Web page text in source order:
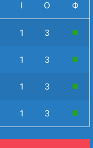
І О Ф
1 3
1 3
1 3
1 3